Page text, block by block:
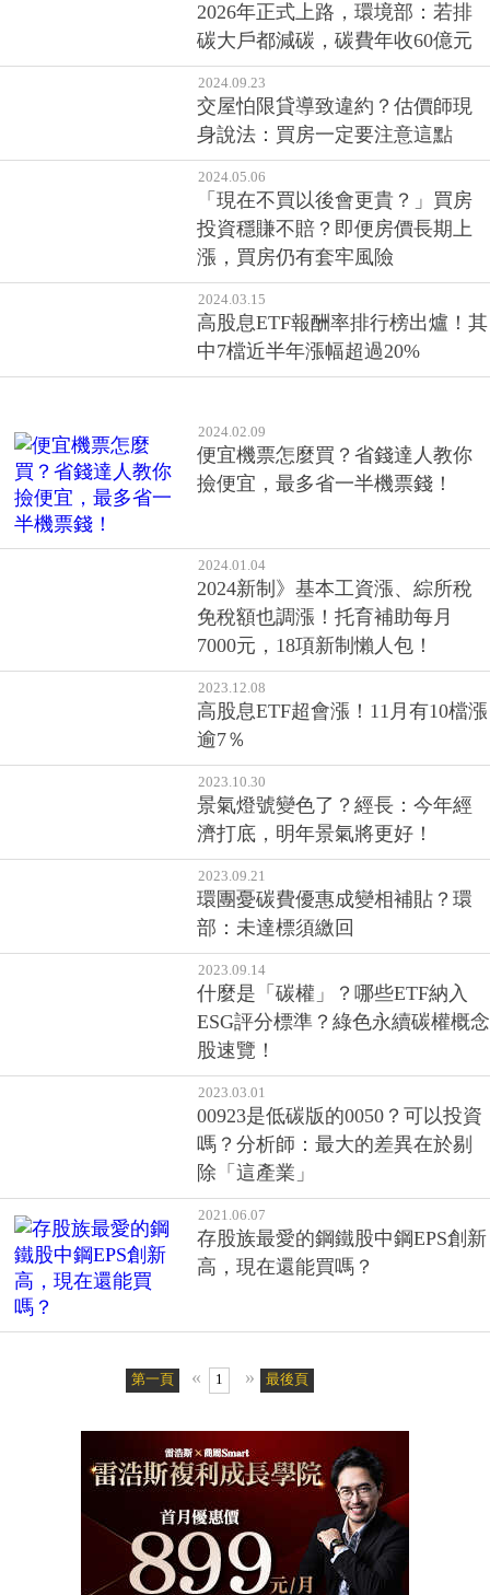
2026年正式上路，環境部：若排
碳大戶都減碳，碳費年收60億元
2024.09.23
交屋怕限貸導致違約？估價師現
身說法：買房一定要注意這點
2024.05.06
「現在不買以後會更貴？」買房
投資穩賺不賠？即便房價長期上
漲，買房仍有套牢風險
2024.03.15
高股息ETF報酬率排行榜出爐！其
中7檔近半年漲幅超過20%
2024.02.09
便宜機票怎麼買？省錢達人教你
撿便宜，最多省一半機票錢！
2024新制》基本工資漲、綜所稅
免稅額也調漲！托育補助每月
7000元，18項新制懶人包！
2023.12.08
高股息ETF超會漲！11月有10檔漲
逾7％
2023.10.30
景氣燈號變色了？經長：今年經
濟打底，明年景氣將更好！
2023.09.21
環團憂碳費優惠成變相補貼？環
部：未達標須繳回
2023.09.14
什麼是「碳權」？哪些ETF納入
ESG評分標準？綠色永續碳權概念
股速覽！
2023.03.01
00923是低碳版的0050？可以投資
嗎？分析師：最大的差異在於剔
除「這產業」
2021.06.07
存股族最愛的鋼鐵股中鋼EPS創新
高，現在還能買嗎？
客戶服務專線：02-2510-8888傳真：02-2503-6989